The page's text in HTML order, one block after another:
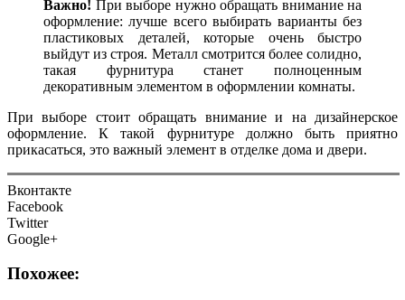
Важно! При выборе нужно обращать внимание на
оформление: лучше всего выбирать варианты без
пластиковых деталей, которые очень быстро
выйдут из строя. Металл смотрится более солидно,
такая фурнитура станет полноценным
декоративным элементом в оформлении комнаты.
При выборе стоит обращать внимание и на дизайнерское
оформление. К такой фурнитуре должно быть приятно
прикасаться, это важный элемент в отделке дома и двери.
Вконтакте
Facebook
Twitter
Google+
Похожее: